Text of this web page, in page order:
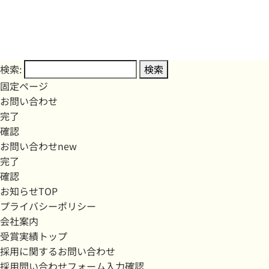
検索:
固定ページ
お問い合わせ
完了
確認
お問い合わせnew
完了
確認
お知らせTOP
プライバシーポリシー
会社案内
受賞実績トップ
採用に関するお問い合わせ
採用問い合わせフォーム入力確認